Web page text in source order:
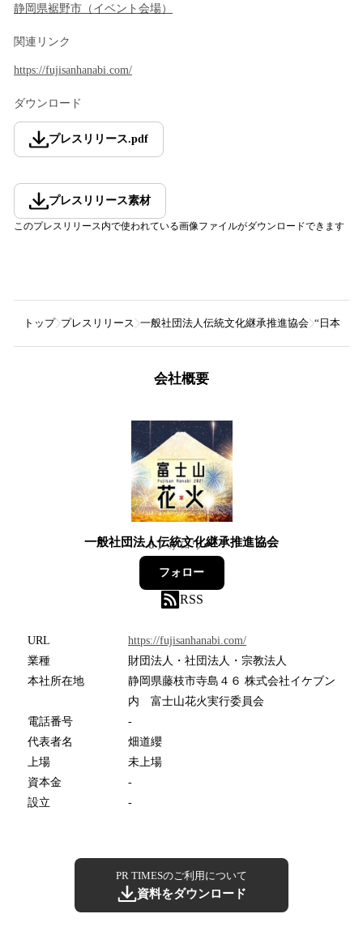
静岡県裾野市 （ イベント会場）
関連リンク
https://fujisanhanabi.com/
ダウンロード
プレスリリース.pdf
プレスリリース素材
このプレスリリース内で使われている画像ファイルがダウンロードできます
トップ プレスリリース 一般社団法人伝統文化継承推進協会 “日本一
会社概要
一般社団法人伝統文化継承推進協会
8フォロワー
フォロー
RSS
URL
https://fujisanhanabi.com/
業種
財団法人・社団法人・宗教法人
本社所在地
静岡県藤枝市寺島４６ 株式会社イケブン
内 富士山花火実行委員会
電話番号
-
代表者名
畑道纓
上場
未上場
資本金
-
設立
-
PR TIMESのご利用について
資料をダウンロード